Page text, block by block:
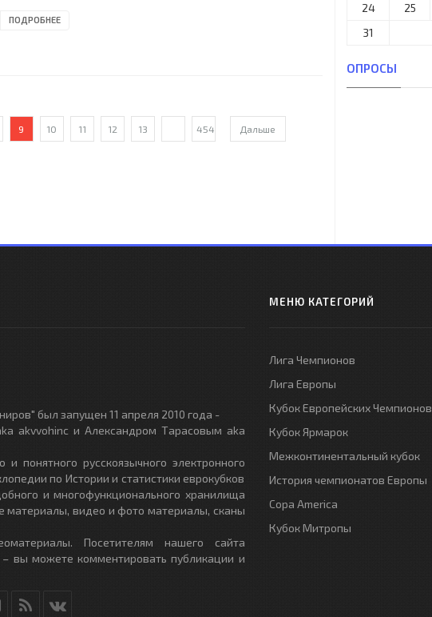
(43 % при вместимости 22859). Главный судья: Марко
ПОДРОБНЕЕ
9 10 11 12 13 454 Дальше
24
25
31
ОПРОСЫ
был запущен 11 апреля 2010 года -
akvvohinc и Александром Тарасовым aka
понятного русскоязычного электронного
по Истории и статистики еврокубков
и многофункционального хранилища
материалы, видео и фото материалы, сканы
Посетителям нашего сайта
вы можете комментировать публикации и
МЕНЮ КАТЕГОРИЙ
Лига Чемпионов
Лига Европы
Кубок Европейских Чемпионов
Кубок Ярмарок
Межконтинентальный кубок
История чемпионатов Европы
Copa America
Кубок Митропы